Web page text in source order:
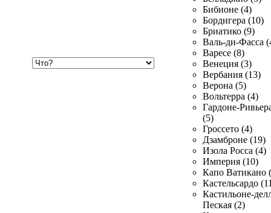
Бибионе (4)
Бордигера (10)
Бриатико (9)
Валь-ди-Фасса
Варесе (8)
Венеция (3)
Вербания (13)
Верона (5)
Вольтерра (4)
Гардоне-
(5)
Гроссето (4)
Дзамброне (19)
Изола Росса (4)
Империя (10)
Капо Ватикано
Кастельсардо
Кастильоне-
Пеская (2)